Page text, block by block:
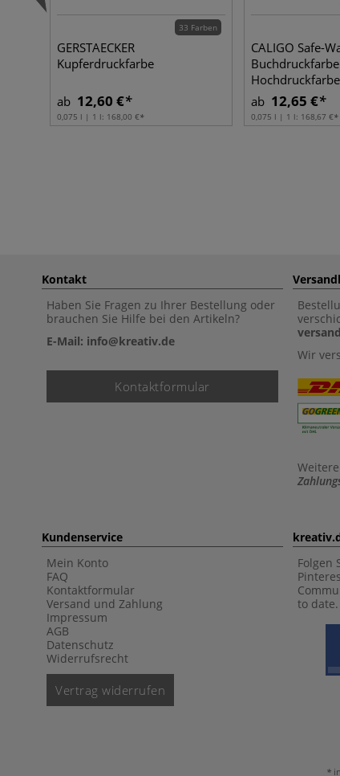
33 Farben
GERSTAECKER
Kupferdruckfarbe
ab 12,60 €
0,075 l | 1 l: 168,00 €
CALIGO Safe-
Buchdruckfarbe
Hochdruckfarbe
ab 12,65 €
0,075 l | 1 l: 168,67 €
Kontakt
Haben Sie Fragen zu Ihrer Bestellung oder
brauchen Sie Hilfe bei den Artikeln?
E-Mail: info@kreativ.de
Kontaktformular
Wir
Kundenservice
Mein Konto
FAQ
Kontaktformular
Versand und Zahlung
Impressum
AGB
Datenschutz
Widerrufsrecht
Vertrag widerrufen
Folgen
to date.